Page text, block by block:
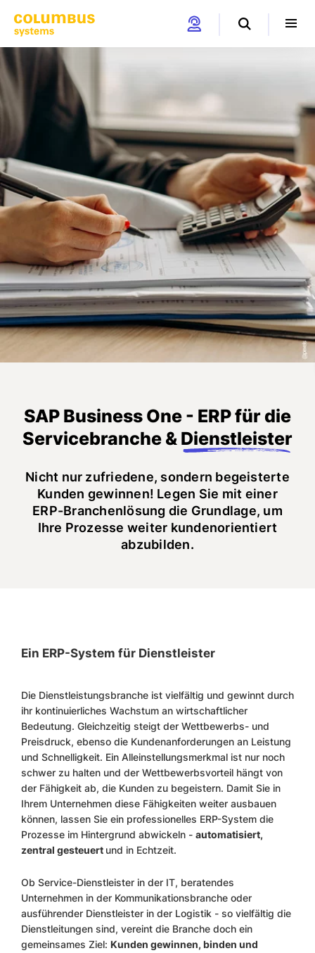
SAP Business One - ERP für die
Servicebranche & Dienstleister
Nicht nur zufriedene, sondern begeisterte
Kunden gewinnen! Legen Sie mit einer
ERP-Branchenlösung die Grundlage, um
Ihre Prozesse weiter kundenorientiert
abzubilden.
Ein ERP-System für Dienstleister
Die Dienstleistungsbranche ist vielfältig und gewinnt durch
ihr kontinuierliches Wachstum an wirtschaftlicher
Bedeutung. Gleichzeitig steigt der Wettbewerbs- und
Preisdruck, ebenso die Kundenanforderungen an Leistung
und Schnelligkeit. Ein Alleinstellungsmerkmal ist nur noch
schwer zu halten und der Wettbewerbsvorteil hängt von
der Fähigkeit ab, die Kunden zu begeistern. Damit Sie in
Ihrem Unternehmen diese Fähigkeiten weiter ausbauen
können, lassen Sie ein professionelles ERP-System die
Prozesse im Hintergrund abwickeln - automatisiert,
zentral gesteuert und in Echtzeit.
Ob Service-Dienstleister in der IT, beratendes
Unternehmen in der Kommunikationsbranche oder
ausführender Dienstleister in der Logistik - so vielfältig die
Dienstleitungen sind, vereint die Branche doch ein
gemeinsames Ziel: Kunden gewinnen, binden und